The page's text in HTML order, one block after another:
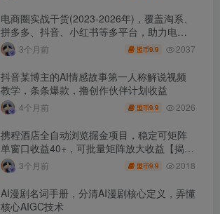
电商圈实战干货(2023-2026年)，覆盖淘系、
拼多多、抖音、小红书等多平台，助力电商
人避开坑、提效率、稳盈利(更新4月)
3个月前 盟币9.9 2037
抖音某博主的AI情感故事第一人称解说视频
教学，条条爆款，撸创作伙伴计划收益
4个月前 盟币9.9 2026
携程酒店全自动浏览掘金项目，稳定可矩阵
单窗口收益40+，可批量矩阵放大收益【揭
秘】3个月前 盟币9.9 2018
AI漫剧名词手册，分清AI漫剧核心定义，弄懂
核心AIGC技术